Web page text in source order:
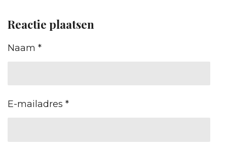
Reactie plaatsen
Naam *
E-mailadres *